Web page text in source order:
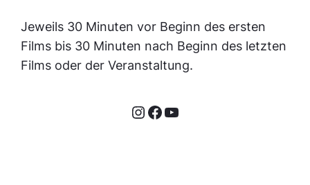
Jeweils 30 Minuten vor Beginn des ersten
Films bis 30 Minuten nach Beginn des letzten
Films oder der Veranstaltung.
Instagram Facebook YouTube